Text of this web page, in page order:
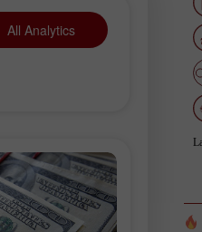
All Analytics